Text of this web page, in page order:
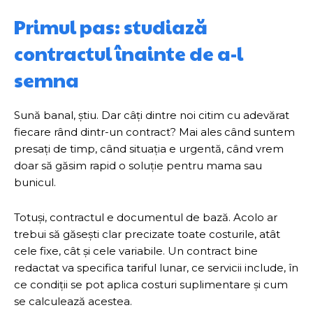
Primul pas: studiază
contractul înainte de a-l
semna
Sună banal, știu. Dar câți dintre noi citim cu adevărat
fiecare rând dintr-un contract? Mai ales când suntem
presați de timp, când situația e urgentă, când vrem
doar să găsim rapid o soluție pentru mama sau
bunicul.
Totuși, contractul e documentul de bază. Acolo ar
trebui să găsești clar precizate toate costurile, atât
cele fixe, cât și cele variabile. Un contract bine
redactat va specifica tariful lunar, ce servicii include, în
ce condiții se pot aplica costuri suplimentare și cum
se calculează acestea.